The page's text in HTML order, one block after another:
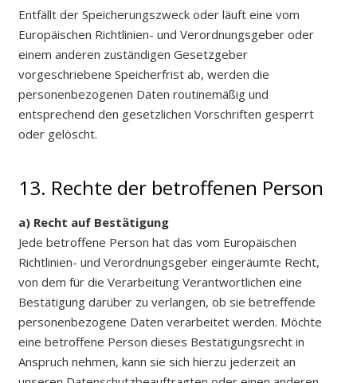
Entfällt der Speicherungszweck oder läuft eine vom
Europäischen Richtlinien- und Verordnungsgeber oder
einem anderen zuständigen Gesetzgeber
vorgeschriebene Speicherfrist ab, werden die
personenbezogenen Daten routinemäßig und
entsprechend den gesetzlichen Vorschriften gesperrt
oder gelöscht.
13. Rechte der betroffenen Person
a) Recht auf Bestätigung
Jede betroffene Person hat das vom Europäischen
Richtlinien- und Verordnungsgeber eingeräumte Recht,
von dem für die Verarbeitung Verantwortlichen eine
Bestätigung darüber zu verlangen, ob sie betreffende
personenbezogene Daten verarbeitet werden. Möchte
eine betroffene Person dieses Bestätigungsrecht in
Anspruch nehmen, kann sie sich hierzu jederzeit an